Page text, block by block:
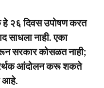
हे २६ दिवस उपोषण करत
साधला नाही. एका
सरकार कोसळत नाही;
आंदोलन करू शकते
आहे.